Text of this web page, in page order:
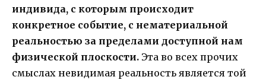
индивида, с которым происходит
конкретное событие, с нематериальной
реальностью за пределами доступной нам
физической плоскости. Эта во всех прочих
смыслах невидимая реальность является той